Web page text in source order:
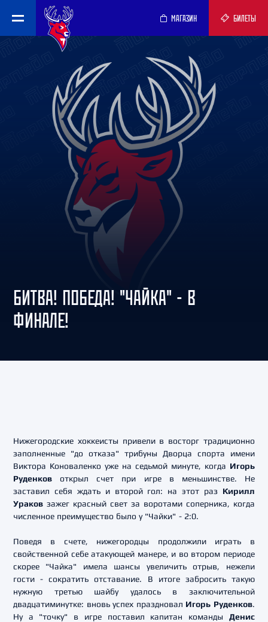
МАГАЗИН БИЛЕТЫ
БИТВА! ПОБЕДА! "ЧАЙКА" - В
ФИНАЛЕ!
Нижегородские хоккеисты привели в восторг традиционно
заполненные "до отказа" трибуны Дворца спорта имени
Виктора Коноваленко уже на седьмой минуте, когда Игорь
Руденков открыл счет при игре в меньшинстве. Не
заставил себя ждать и второй гол: на этот раз Кирилл
Ураков зажег красный свет за воротами соперника, когда
численное преимущество было у "Чайки" - 2:0.
Поведя в счете, нижегородцы продолжили играть в
свойственной себе атакующей манере, и во втором периоде
скорее "Чайка" имела шансы увеличить отрыв, нежели
гости - сократить отставание. В итоге забросить такую
нужную третью шайбу удалось в заключительной
двадцатиминутке: вновь успех праздновал Игорь Руденков.
Ну а "точку" в игре поставил капитан команды Денис